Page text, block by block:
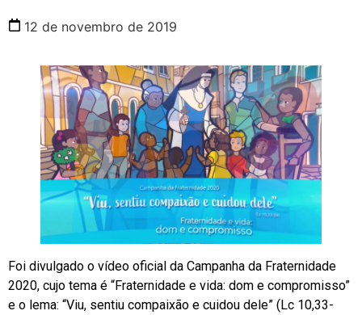
12 de novembro de 2019
Foi divulgado o vídeo oficial da Campanha da Fraternidade
2020, cujo tema é “Fraternidade e vida: dom e compromisso”
e o lema: “Viu, sentiu compaixão e cuidou dele” (Lc 10,33-